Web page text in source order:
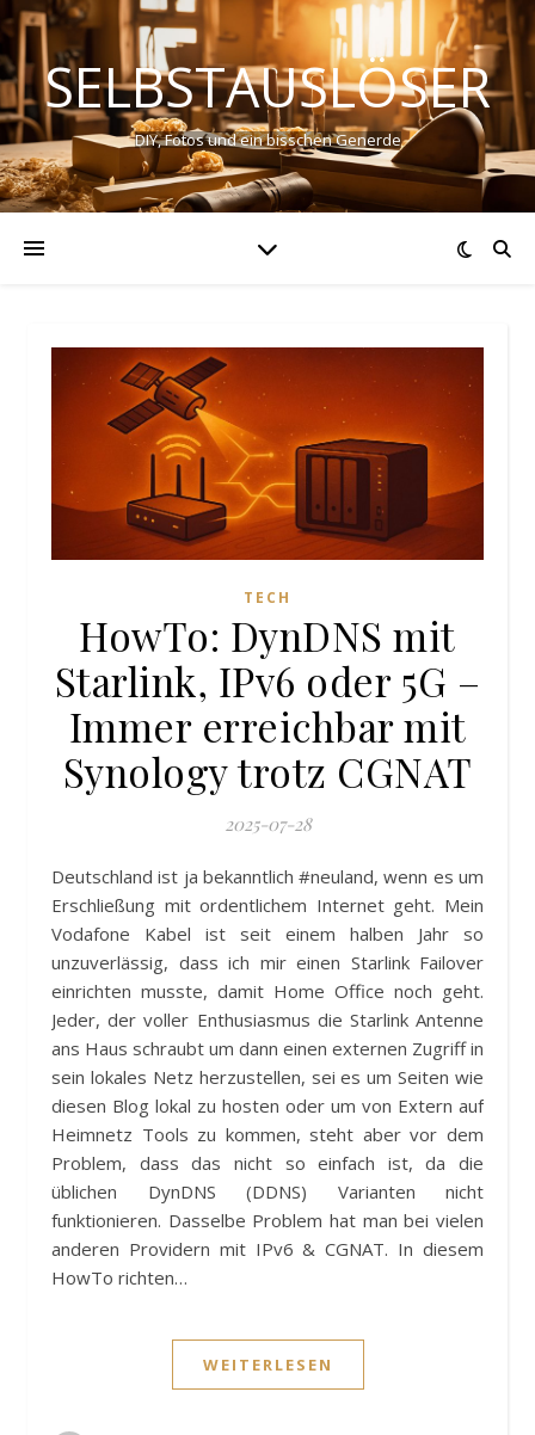
SELBSTAUSLÖSER
DIY, Fotos und ein bisschen Generde
TECH
HowTo: DynDNS mit
Starlink, IPv6 oder 5G –
Immer erreichbar mit
Synology trotz CGNAT
2025-07-28
Deutschland ist ja bekanntlich #neuland, wenn es um
Erschließung mit ordentlichem Internet geht. Mein
Vodafone Kabel ist seit einem halben Jahr so
unzuverlässig, dass ich mir einen Starlink Failover
einrichten musste, damit Home Office noch geht.
Jeder, der voller Enthusiasmus die Starlink Antenne
ans Haus schraubt um dann einen externen Zugriff in
sein lokales Netz herzustellen, sei es um Seiten wie
diesen Blog lokal zu hosten oder um von Extern auf
Heimnetz Tools zu kommen, steht aber vor dem
Problem, dass das nicht so einfach ist, da die
üblichen DynDNS (DDNS) Varianten nicht
funktionieren. Dasselbe Problem hat man bei vielen
anderen Providern mit IPv6 & CGNAT. In diesem
HowTo richten…
WEITERLESEN